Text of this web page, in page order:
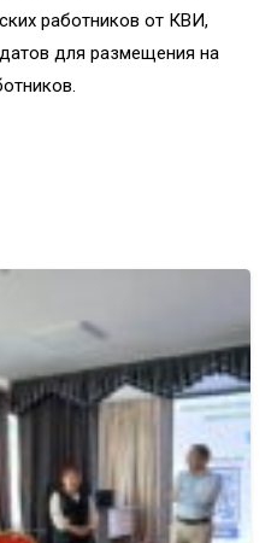
работников от КВИ,
для размещения на